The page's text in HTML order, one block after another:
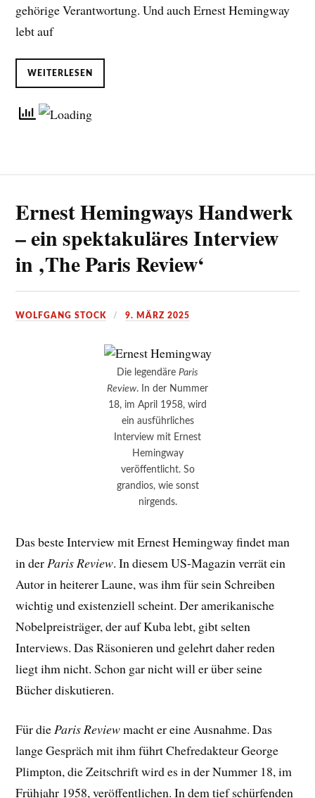
gehörige Verantwortung. Und auch Ernest Hemingway
lebt auf
WEITERLESEN
Ernest Hemingways Handwerk
– ein spektakuläres Interview
in ‚The Paris Review‘
WOLFGANG STOCK 9. MÄRZ 2025
Die legendäre Paris
Review. In der Nummer
18, im April 1958, wird
ein ausführliches
Interview mit Ernest
Hemingway
veröffentlicht. So
grandios, wie sonst
nirgends.
Das beste Interview mit Ernest Hemingway findet man
in der Paris Review. In diesem US-Magazin verrät ein
Autor in heiterer Laune, was ihm für sein Schreiben
wichtig und existenziell scheint. Der amerikanische
Nobelpreisträger, der auf Kuba lebt, gibt selten
Interviews. Das Räsonieren und gelehrt daher reden
liegt ihm nicht. Schon gar nicht will er über seine
Bücher diskutieren.
Für dieParis Reviewmacht er eine Ausnahme. Das
lange Gespräch mit ihm führt Chefredakteur George
Plimpton, die Zeitschrift wird es in der Nummer 18, im
Frühjahr 1958, veröffentlichen. In dem tief schürfenden